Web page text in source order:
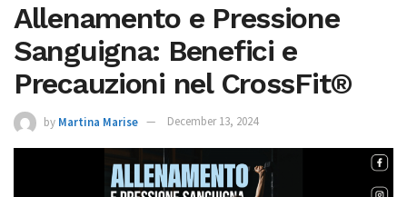
Allenamento e Pressione
Sanguigna: Benefici e
Precauzioni nel CrossFit®
by Martina Marise December 13, 2024